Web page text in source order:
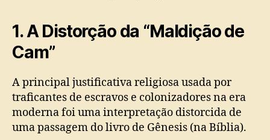
1. A Distorção da “Maldição de
Cam”
A principal justificativa religiosa usada por
traficantes de escravos e colonizadores na era
moderna foi uma interpretação distorcida de
uma passagem do livro de Gênesis (na Bíblia).